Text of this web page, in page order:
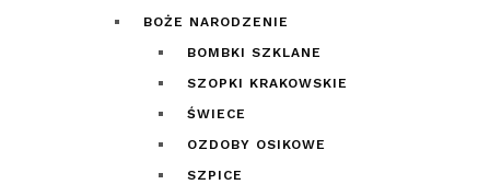
BOŻE NARODZENIE
BOMBKI SZKLANE
SZOPKI KRAKOWSKIE
ŚWIECE
OZDOBY OSIKOWE
SZPICE